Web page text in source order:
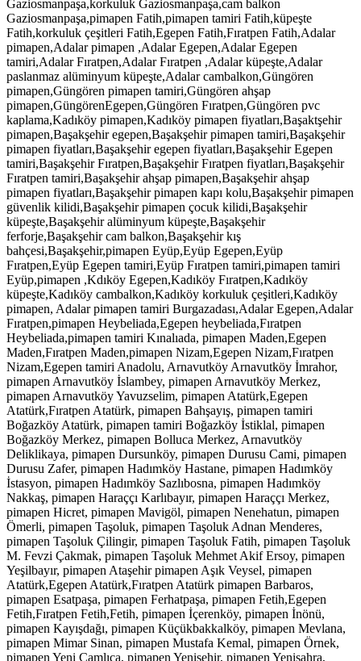
Gaziosmanpaşa,korkuluk Gaziosmanpaşa,cam balkon
Gaziosmanpaşa,pimapen Fatih,pimapen tamiri Fatih,küpeşte
Fatih,korkuluk çeşitleri Fatih,Egepen Fatih,Fıratpen Fatih,Adalar
pimapen,Adalar pimapen ,Adalar Egepen,Adalar Egepen
tamiri,Adalar Fıratpen,Adalar Fıratpen ,Adalar küpeşte,Adalar
paslanmaz alüminyum küpeşte,Adalar cambalkon,Güngören
pimapen,Güngören pimapen tamiri,Güngören ahşap
pimapen,GüngörenEgepen,Güngören Fıratpen,Güngören pvc
kaplama,Kadıköy pimapen,Kadıköy pimapen fiyatları,Başaktşehir
pimapen,Başakşehir egepen,Başakşehir pimapen tamiri,Başakşehir
pimapen fiyatları,Başakşehir egepen fiyatları,Başakşehir Egepen
tamiri,Başakşehir Fıratpen,Başakşehir Fıratpen fiyatları,Başakşehir
Fıratpen tamiri,Başakşehir ahşap pimapen,Başakşehir ahşap
pimapen fiyatları,Başakşehir pimapen kapı kolu,Başakşehir pimapen
güvenlik kilidi,Başakşehir pimapen çocuk kilidi,Başakşehir
küpeşte,Başakşehir alüminyum küpeşte,Başakşehir
ferforje,Başakşehir cam balkon,Başakşehir kış
bahçesi,Başakşehir,pimapen Eyüp,Eyüp Egepen,Eyüp
Fıratpen,Eyüp Egepen tamiri,Eyüp Fıratpen tamiri,pimapen tamiri
Eyüp,pimapen ,Kdıköy Egepen,Kadıköy Fıratpen,Kadıköy
küpeşte,Kadıköy cambalkon,Kadıköy korkuluk çeşitleri,Kadıköy
pimapen, Adalar pimapen tamiri Burgazadası,Adalar Egepen,Adalar
Fıratpen,pimapen Heybeliada,Egepen heybeliada,Fıratpen
Heybeliada,pimapen tamiri Kınalıada, pimapen Maden,Egepen
Maden,Fıratpen Maden,pimapen Nizam,Egepen Nizam,Fıratpen
Nizam,Egepen tamiri Anadolu, Arnavutköy Arnavutköy İmrahor,
pimapen Arnavutköy İslambey, pimapen Arnavutköy Merkez,
pimapen Arnavutköy Yavuzselim, pimapen Atatürk,Egepen
Atatürk,Fıratpen Atatürk, pimapen Bahşayış, pimapen tamiri
Boğazköy Atatürk, pimapen tamiri Boğazköy İstiklal, pimapen
Boğazköy Merkez, pimapen Bolluca Merkez, Arnavutköy
Deliklikaya, pimapen Dursunköy, pimapen Durusu Cami, pimapen
Durusu Zafer, pimapen Hadımköy Hastane, pimapen Hadımköy
İstasyon, pimapen Hadımköy Sazlıbosna, pimapen Hadımköy
Nakkaş, pimapen Haraççı Karlıbayır, pimapen Haraççı Merkez,
pimapen Hicret, pimapen Mavigöl, pimapen Nenehatun, pimapen
Ömerli, pimapen Taşoluk, pimapen Taşoluk Adnan Menderes,
pimapen Taşoluk Çilingir, pimapen Taşoluk Fatih, pimapen Taşoluk
M. Fevzi Çakmak, pimapen Taşoluk Mehmet Akif Ersoy, pimapen
Yeşilbayır, pimapen Ataşehir pimapen Aşık Veysel, pimapen
Atatürk,Egepen Atatürk,Fıratpen Atatürk pimapen Barbaros,
pimapen Esatpaşa, pimapen Ferhatpaşa, pimapen Fetih,Egepen
Fetih,Fıratpen Fetih,Fetih, pimapen İçerenköy, pimapen İnönü,
pimapen Kayışdağı, pimapen Küçükbakkalköy, pimapen Mevlana,
pimapen Mimar Sinan, pimapen Mustafa Kemal, pimapen Örnek,
pimapen Yeni Çamlıca, pimapen Yenişehir, pimapen Yenisahra,